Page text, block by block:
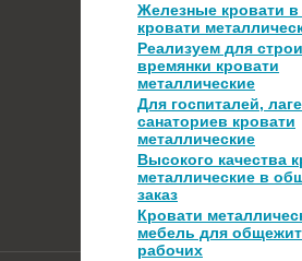
Железные кровати
кровати
Реализуем для
времянки кровати
металлические
Для госпиталей,
санаториев кровати
металлические
Высокого качества
металлические в
заказ
Кровати
мебель для
рабочих